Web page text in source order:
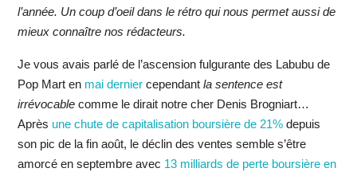
l’année. Un coup d’oeil dans le rétro qui nous permet aussi de
mieux connaître nos rédacteurs.
Je vous avais parlé de l’ascension fulgurante des Labubu de
Pop Mart en mai derniercependant la sentence est
irrévocablecomme le dirait notre cher Denis Brogniart…
Après une chute de capitalisation boursière de 21%depuis
son pic de la fin août, le déclin des ventes semble s’être
amorcé en septembre avec 13 milliards de perte boursière en